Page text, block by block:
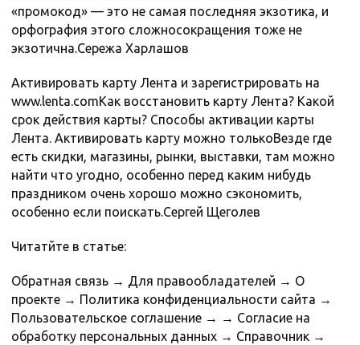
«промокод» — это не самая последняя экзотика, и
орфография этого сложносокращения тоже не
экзотична.Сережа Харлашов
Активировать карту Лента и зарегистрировать на
www.lenta.comКак восстановить карту Лента? Какой
срок действия карты? Способы активации карты
Лента. Активировать карту можно толькоВезде где
есть скидки, магазины, рынки, выставки, там можно
найти что угодно, особенно перед каким нибудь
праздником очень хорошо можно сэкономить,
особенно если поискать.Сергей Щеголев
Читатйте в статье:
Обратная связь → Для правообладателей → О
проекте → Политика конфиденциальности сайта →
Пользовательское соглашение → → Согласие на
обработку персональных данных → Справочник →